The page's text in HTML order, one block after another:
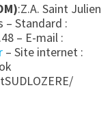
:Z.A. Saint Julien
– Standard :
– E-mail :
– Site internet :